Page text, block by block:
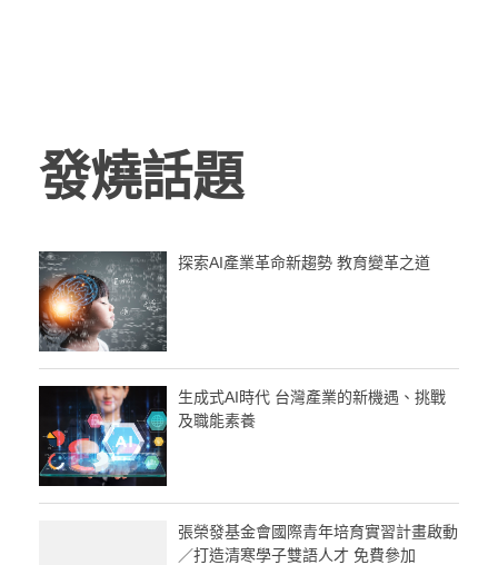
發燒話題
探索AI產業革命新趨勢 教育變革之道
生成式AI時代 台灣產業的新機遇、挑戰
及職能素養
張榮發基金會國際青年培育實習計畫啟動
／打造清寒學子雙語人才 免費參加